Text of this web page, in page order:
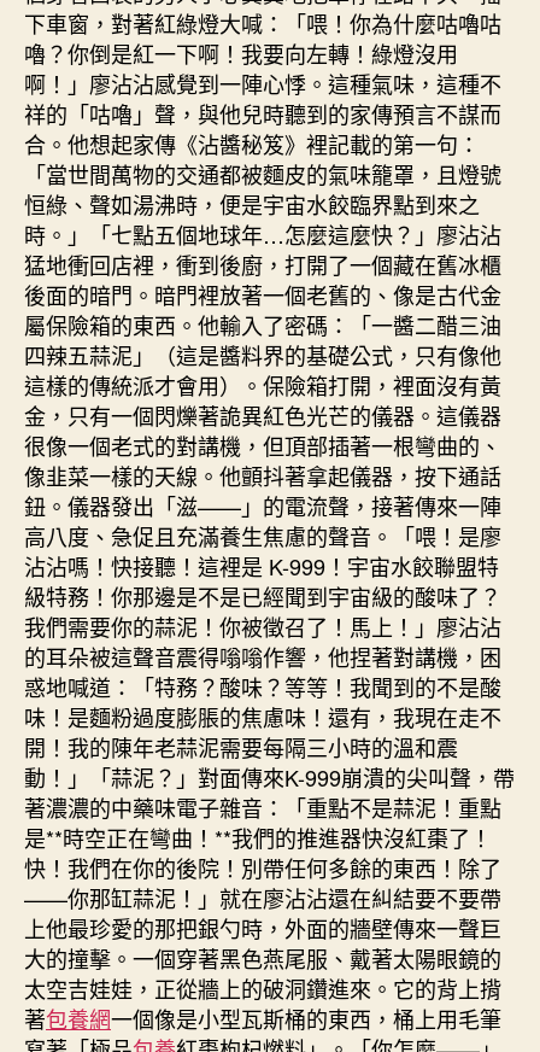
下車窗，對著紅綠燈大喊：「喂！你為什麼咕嚕咕
嚕？你倒是紅一下啊！我要向左轉！綠燈沒用
啊！」廖沾沾感覺到一陣心悸。這種氣味，這種不
祥的「咕嚕」聲，與他兒時聽到的家傳預言不謀而
合。他想起家傳《沾醬秘笈》裡記載的第一句：
「當世間萬物的交通都被麵皮的氣味籠罩，且燈號
恒綠、聲如湯沸時，便是宇宙水餃臨界點到來之
時。」「七點五個地球年…怎麼這麼快？」廖沾沾
猛地衝回店裡，衝到後廚，打開了一個藏在舊冰櫃
後面的暗門。暗門裡放著一個老舊的、像是古代金
屬保險箱的東西。他輸入了密碼：「一醬二醋三油
四辣五蒜泥」（這是醬料界的基礎公式，只有像他
這樣的傳統派才會用）。保險箱打開，裡面沒有黃
金，只有一個閃爍著詭異紅色光芒的儀器。這儀器
很像一個老式的對講機，但頂部插著一根彎曲的、
像韭菜一樣的天線。他顫抖著拿起儀器，按下通話
鈕。儀器發出「滋——」的電流聲，接著傳來一陣
高八度、急促且充滿養生焦慮的聲音。「喂！是廖
沾沾嗎！快接聽！這裡是 K-999！宇宙水餃聯盟特
級特務！你那邊是不是已經聞到宇宙級的酸味了？
我們需要你的蒜泥！你被徵召了！馬上！」廖沾沾
的耳朵被這聲音震得嗡嗡作響，他捏著對講機，困
惑地喊道：「特務？酸味？等等！我聞到的不是酸
味！是麵粉過度膨脹的焦慮味！還有，我現在走不
開！我的陳年老蒜泥需要每隔三小時的溫和震
動！」「蒜泥？」對面傳來K-999崩潰的尖叫聲，帶
著濃濃的中藥味電子雜音：「重點不是蒜泥！重點
是**時空正在彎曲！**我們的推進器快沒紅棗了！
快！我們在你的後院！別帶任何多餘的東西！除了
——你那缸蒜泥！」就在廖沾沾還在糾結要不要帶
上他最珍愛的那把銀勺時，外面的牆壁傳來一聲巨
大的撞擊。一個穿著黑色燕尾服、戴著太陽眼鏡的
太空吉娃娃，正從牆上的破洞鑽進來。它的背上揹
著包養網一個像是小型瓦斯桶的東西，桶上用毛筆